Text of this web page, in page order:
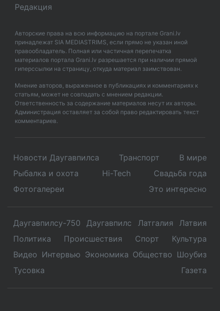
Редакция
Авторские права на всю информацию на портале Grani.lv
принадлежат SIA MEDIASTRIMS, если прямо не указан иной
правообладатель. Полная или частичная перепечатка
материалов портала Grani.lv разрешается при наличии прямой
гиперссылки на страницу, откуда материал заимствован.
Мнение авторов, выраженное в публикациях и комментариях к
статьям, может не совпадать с мнением редакции.
Ответственность за содержание материалов несут их авторы.
Администрация оставляет за собой право редактировать текст
комментариев.
Новости Даугавпилса Транспорт
В мире
Рыбалка и охота
Hi-Tech
Свадьбa года
Фотогалереи
Это интересно
Даугавпилсу-750 Даугавпилс Латгалия
Латвия
Политика
Происшествия Спорт
Культура
Видео Интервью Экономика Общество Шоубиз
Тусовка
Газета